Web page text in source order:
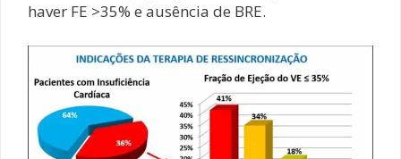
haver FE >35% e ausência de BRE.